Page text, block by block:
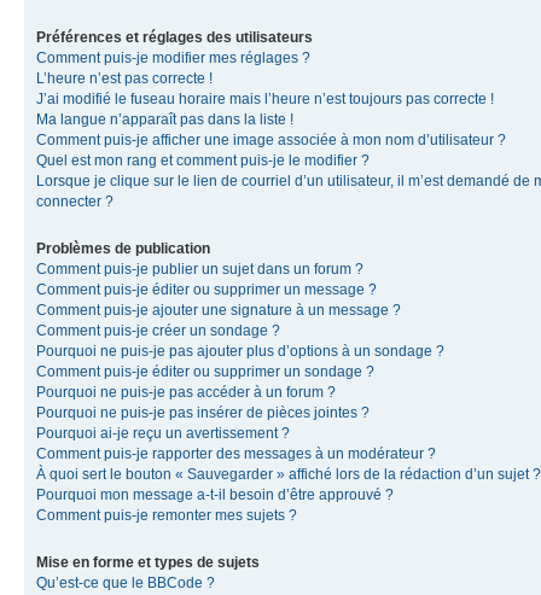
Préférences et réglages des utilisateurs
Comment puis-je modifier mes réglages ?
L’heure n’est pas correcte !
J’ai modifié le fuseau horaire mais l’heure n’est toujours pas correcte !
Ma langue n’apparaît pas dans la liste !
Comment puis-je afficher une image associée à mon nom d’utilisateur ?
Quel est mon rang et comment puis-je le modifier ?
Lorsque je clique sur le lien de courriel d’un utilisateur, il m’est demandé de
connecter ?
Problèmes de publication
Comment puis-je publier un sujet dans un forum ?
Comment puis-je éditer ou supprimer un message ?
Comment puis-je ajouter une signature à un message ?
Comment puis-je créer un sondage ?
Pourquoi ne puis-je pas ajouter plus d’options à un sondage ?
Comment puis-je éditer ou supprimer un sondage ?
Pourquoi ne puis-je pas accéder à un forum ?
Pourquoi ne puis-je pas insérer de pièces jointes ?
Pourquoi ai-je reçu un avertissement ?
Comment puis-je rapporter des messages à un modérateur ?
À quoi sert le bouton « Sauvegarder » affiché lors de la rédaction d’un sujet ?
Pourquoi mon message a-t-il besoin d’être approuvé ?
Comment puis-je remonter mes sujets ?
Mise en forme et types de sujets
Qu’est-ce que le BBCode ?